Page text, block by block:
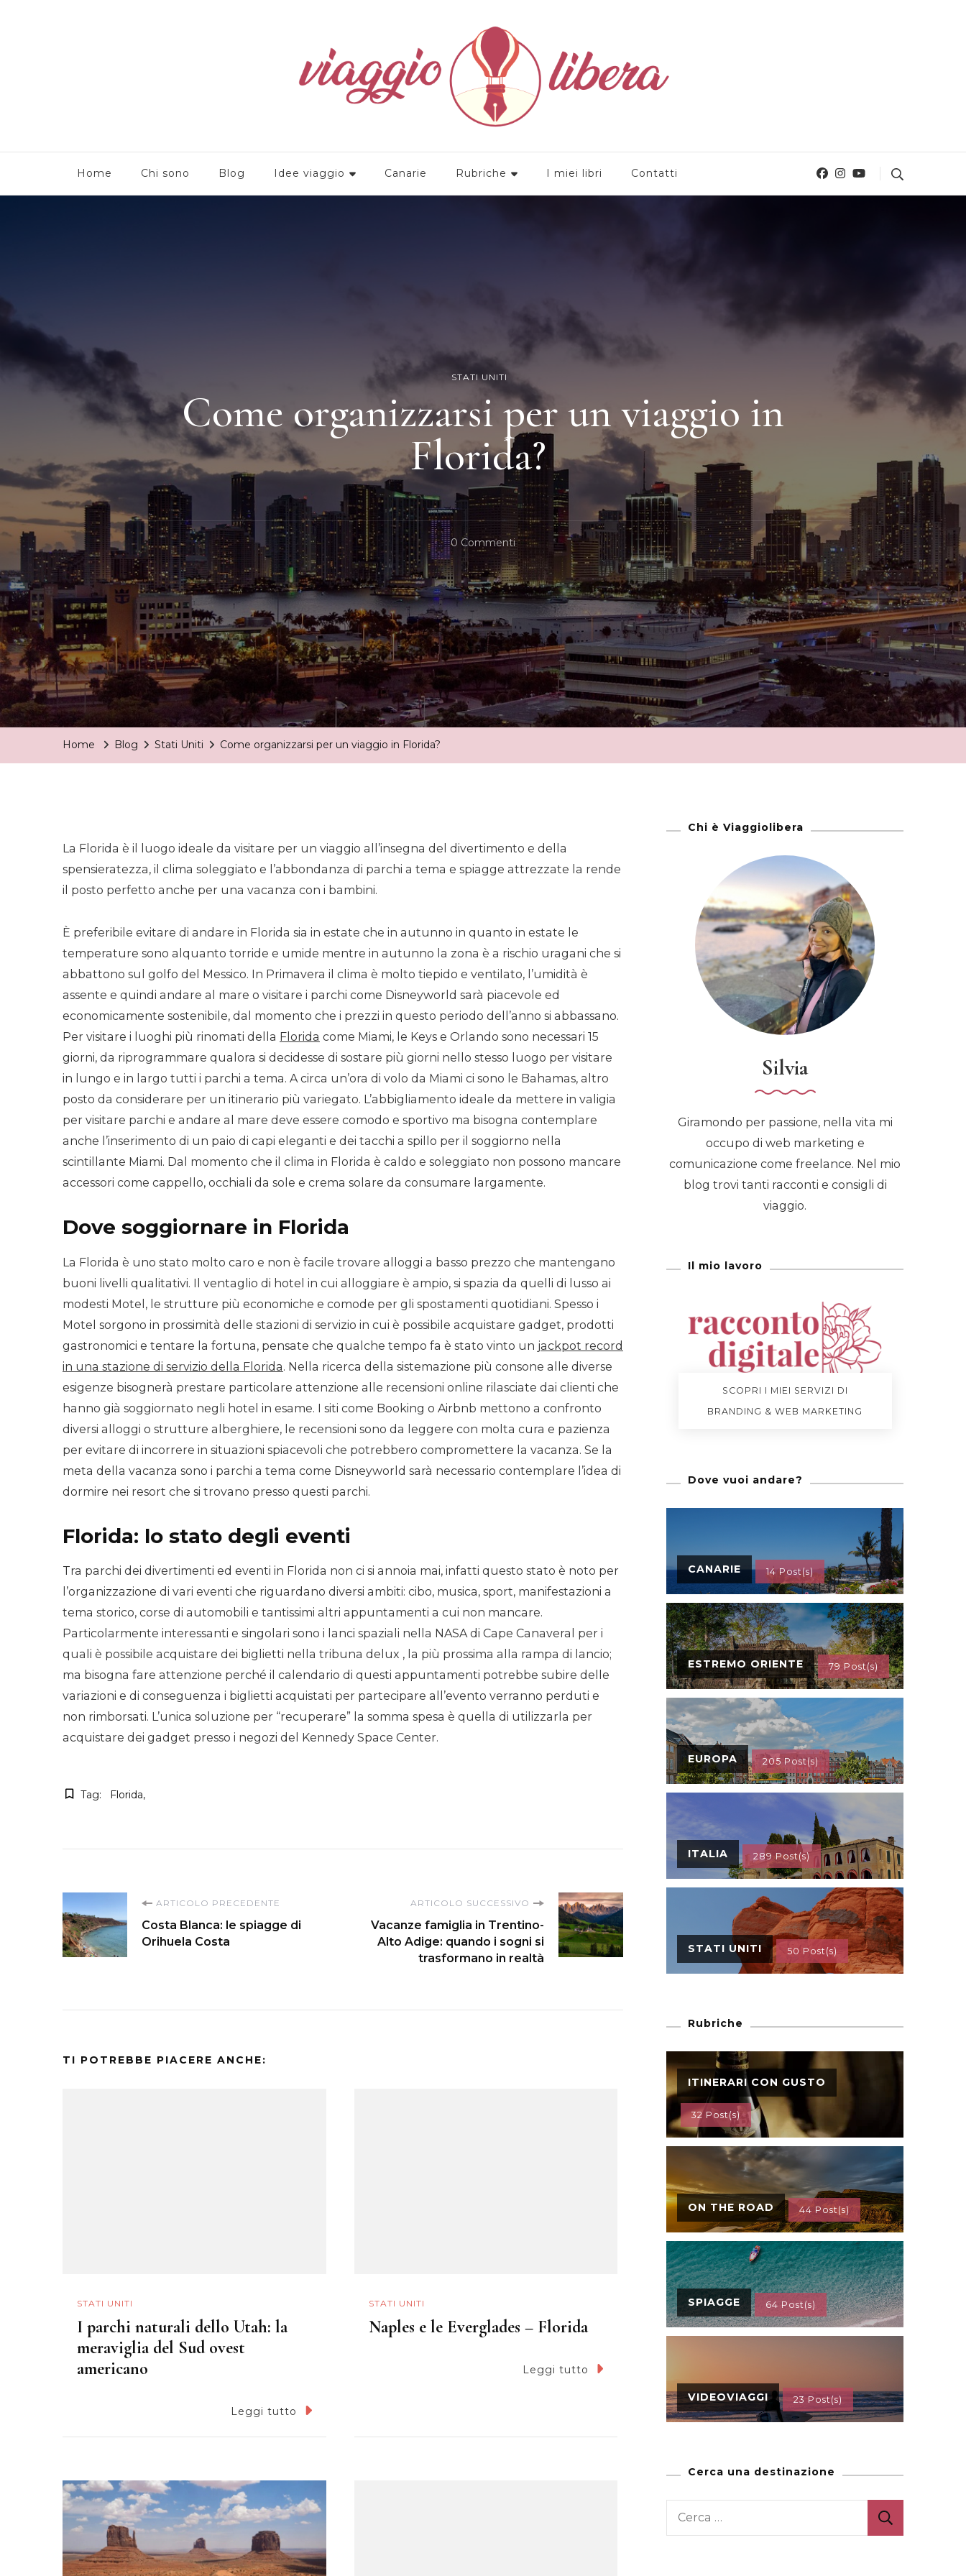
Viaggiolibera
Home Chi sono Blog Idee viaggio Canarie Rubriche I miei libri Contatti
STATI UNITI
Come organizzarsi per un viaggio in
Florida?
0 CommentiSu
Come
Organizzarsi
Per
Un
Viaggio
In
Florida?
Home Blog Stati Uniti Come organizzarsi per un viaggio in Florida?
La Florida è il luogo ideale da visitare per un viaggio all’insegna del divertimento e della
spensieratezza, il clima soleggiato e l’abbondanza di parchi a tema e spiagge attrezzate la rende
il posto perfetto anche per una vacanza con i bambini.
È preferibile evitare di andare in Florida sia in estate che in autunno in quanto in estate le
temperature sono alquanto torride e umide mentre in autunno la zona è a rischio uragani che si
abbattono sul golfo del Messico. In Primavera il clima è molto tiepido e ventilato, l’umidità è
assente e quindi andare al mare o visitare i parchi come Disneyworld sarà piacevole ed
economicamente sostenibile, dal momento che i prezzi in questo periodo dell’anno si abbassano.
Per visitare i luoghi più rinomati della Florida come Miami, le Keys e Orlando sono necessari 15
giorni, da riprogrammare qualora si decidesse di sostare più giorni nello stesso luogo per visitare
in lungo e in largo tutti i parchi a tema. A circa un’ora di volo da Miami ci sono le Bahamas, altro
posto da considerare per un itinerario più variegato. L’abbigliamento ideale da mettere in valigia
per visitare parchi e andare al mare deve essere comodo e sportivo ma bisogna contemplare
anche l’inserimento di un paio di capi eleganti e dei tacchi a spillo per il soggiorno nella
scintillante Miami. Dal momento che il clima in Florida è caldo e soleggiato non possono mancare
accessori come cappello, occhiali da sole e crema solare da consumare largamente.
Dove soggiornare in Florida
La Florida è uno stato molto caro e non è facile trovare alloggi a basso prezzo che mantengano
buoni livelli qualitativi. Il ventaglio di hotel in cui alloggiare è ampio, si spazia da quelli di lusso ai
modesti Motel, le strutture più economiche e comode per gli spostamenti quotidiani. Spesso i
Motel sorgono in prossimità delle stazioni di servizio in cui è possibile acquistare gadget, prodotti
gastronomici e tentare la fortuna, pensate che qualche tempo fa è stato vinto un jackpot record
in una stazione di servizio della Florida. Nella ricerca della sistemazione più consone alle diverse
esigenze bisognerà prestare particolare attenzione alle recensioni online rilasciate dai clienti che
hanno già soggiornato negli hotel in esame. I siti come Booking o Airbnb mettono a confronto
diversi alloggi o strutture alberghiere, le recensioni sono da leggere con molta cura e pazienza
per evitare di incorrere in situazioni spiacevoli che potrebbero compromettere la vacanza. Se la
meta della vacanza sono i parchi a tema come Disneyworld sarà necessario contemplare l’idea di
dormire nei resort che si trovano presso questi parchi.
Florida: lo stato degli eventi
Tra parchi dei divertimenti ed eventi in Florida non ci si annoia mai, infatti questo stato è noto per
l’organizzazione di vari eventi che riguardano diversi ambiti: cibo, musica, sport, manifestazioni a
tema storico, corse di automobili e tantissimi altri appuntamenti a cui non mancare.
Particolarmente interessanti e singolari sono i lanci spaziali nella NASA di Cape Canaveral per i
quali è possibile acquistare dei biglietti nella tribuna delux , la più prossima alla rampa di lancio;
ma bisogna fare attenzione perché il calendario di questi appuntamenti potrebbe subire delle
variazioni e di conseguenza i biglietti acquistati per partecipare all’evento verranno perduti e
non rimborsati. L’unica soluzione per “recuperare” la somma spesa è quella di utilizzarla per
acquistare dei gadget presso i negozi del Kennedy Space Center.
Tag: Florida
Navigazione
articoli
ARTICOLO PRECEDENTE
Costa Blanca: le spiagge di
Orihuela Costa
ARTICOLO SUCCESSIVO
Vacanze famiglia in Trentino-
Alto Adige: quando i sogni si
trasformano in realtà
TI POTREBBE PIACERE ANCHE:
STATI UNITI
I parchi naturali dello Utah: la
meraviglia del Sud ovest
americano
Leggi tutto
STATI UNITI
Naples e le Everglades – Florida
Leggi tutto
Chi è Viaggiolibera
Silvia
Giramondo per passione, nella vita mi
occupo di web marketing e
comunicazione come freelance. Nel mio
blog trovi tanti racconti e consigli di
viaggio.
Il mio lavoro
SCOPRI I MIEI SERVIZI DI
BRANDING & WEB MARKETING
Dove vuoi andare?
CANARIE 14 Post(s)
ESTREMO ORIENTE 79 Post(s)
EUROPA 205 Post(s)
ITALIA 289 Post(s)
STATI UNITI 50 Post(s)
Rubriche
ITINERARI CON GUSTO
32 Post(s)
ON THE ROAD 44 Post(s)
SPIAGGE 64 Post(s)
VIDEOVIAGGI 23 Post(s)
Cerca una destinazione
Ricerca